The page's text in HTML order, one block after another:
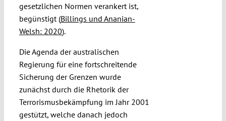
gesetzlichen Normen verankert ist,
begünstigt (Billings und Ananian-
Welsh: 2020).
Die Agenda der australischen
Regierung für eine fortschreitende
Sicherung der Grenzen wurde
zunächst durch die Rhetorik der
Terrorismusbekämpfung im Jahr 2001
gestützt, welche danach jedoch